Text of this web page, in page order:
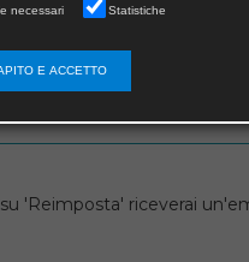
'Reimposta' riceverai
necessari Statistiche
E ACCETTO